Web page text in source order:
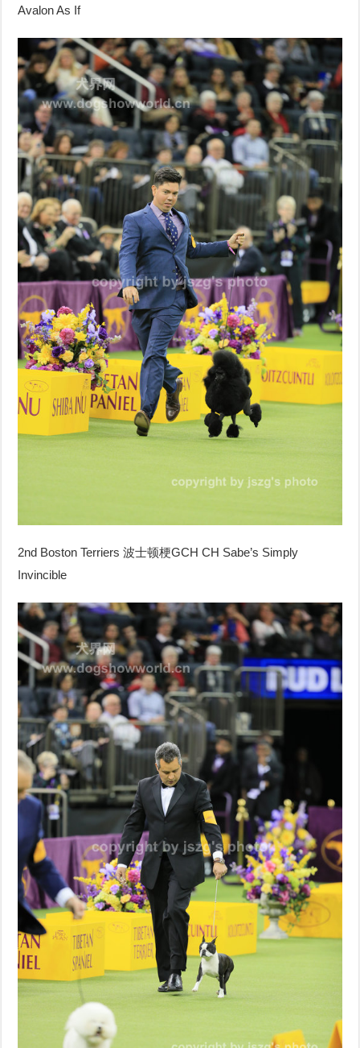
Avalon As If
2nd Boston Terriers波士顿梗GCH CH Sabe’s Simply
Invincible